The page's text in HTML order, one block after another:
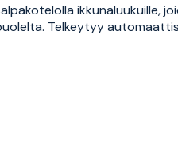
ikkunaluukuille,
Telkeytyy